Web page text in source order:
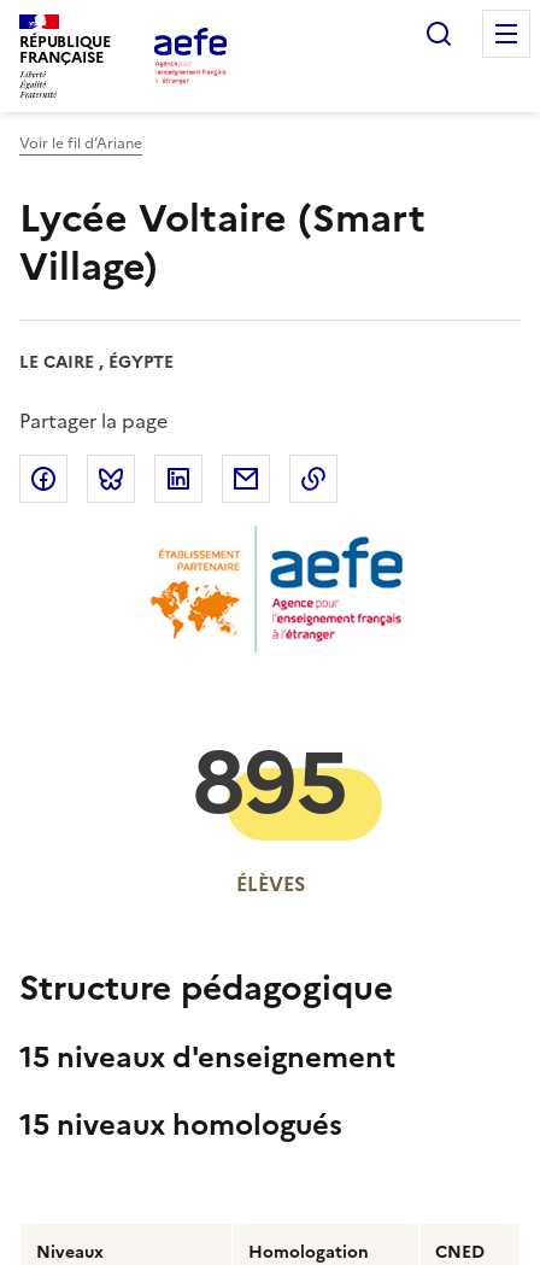
Aller
au
contenu
principal
RÉPUBLIQUE
FRANÇAISE
Voir le fil d’Ariane
Lycée Voltaire (Smart
Village)
LE CAIRE , ÉGYPTE
Partager la page
Partager sur Facebook
Partager sur Bluesky
Partager sur LinkedIn
Partager par email
ÉLÈVES
895
Structure pédagogique
15 niveaux d'enseignement
15 niveaux homologués
de
Niveaux Homologation CNED